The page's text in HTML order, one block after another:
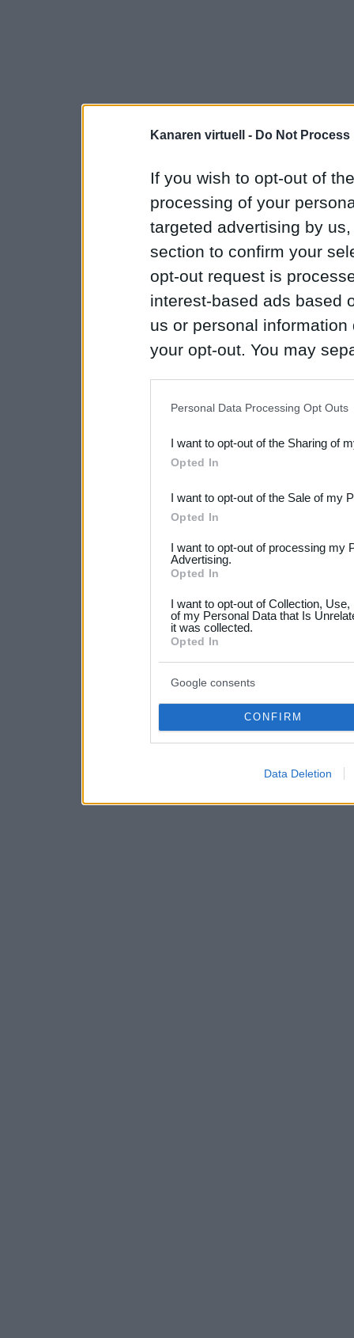
Kanaren virtuell - Do Not
If you wish to opt-out of
processing of your
targeted advertising by
section to confirm your
opt-out request is
interest-based ads based
us or personal
your opt-out. You may
Downstream Participants
third parties.
Please note that this
not limited to your visit or
grant or deny consent to
your data for below
consent section.
Personal Data Processing Opt Outs
I want to opt-out of the Sharing of
Opted In
I want to opt-out of the Sale of my
Opted In
I want to opt-out of processing my
Advertising.
Opted In
I want to opt-out of Collection,
of my Personal Data that Is
it was collected.
Opted In
Google consents
CONFIRM
Data Deletion